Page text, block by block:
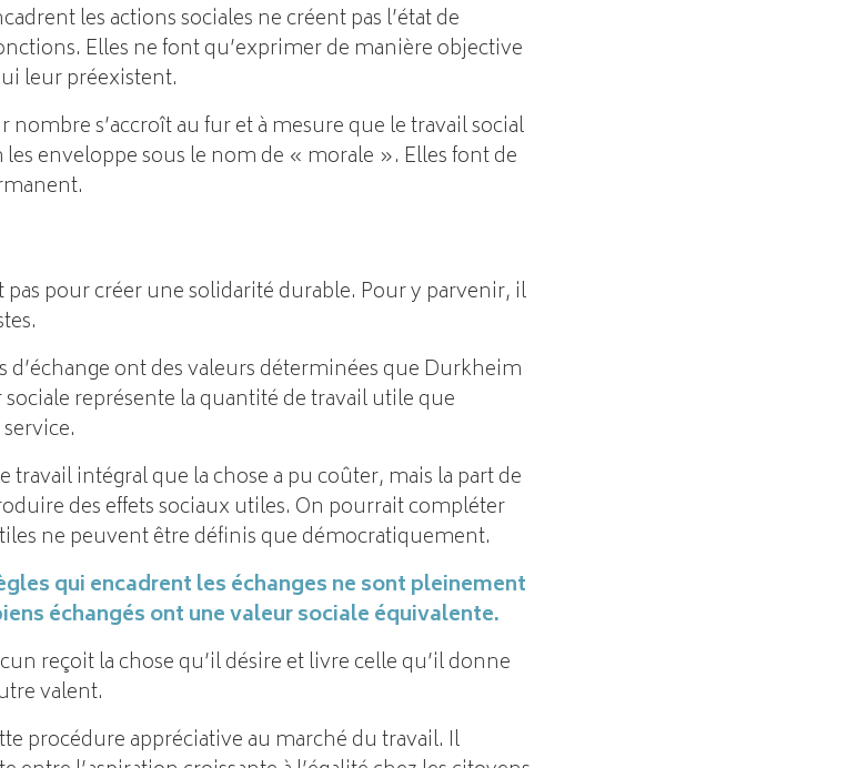
les actions sociales ne créent pas l’état de
Elles ne font qu’exprimer de manière objective
leur préexistent.
s’accroît au fur et à mesure que le travail social
enveloppe sous le nom de « morale ». Elles font de
pas pour créer une solidarité durable. Pour y parvenir, il
d’échange ont des valeurs déterminées que Durkheim
représente la quantité de travail utile que
travail intégral que la chose a pu coûter, mais la part de
des effets sociaux utiles. On pourrait compléter
ne peuvent être définis que démocratiquement.
qui encadrent les échanges ne sont pleinement
échangés ont une valeur sociale équivalente.
reçoit la chose qu’il désire et livre celle qu’il donne
valent.
procédure appréciative au marché du travail. Il